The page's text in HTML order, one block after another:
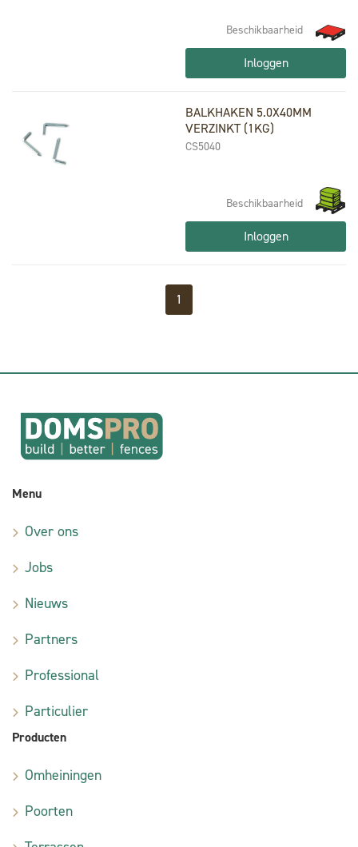
Beschikbaarheid
Inloggen
BALKHAKEN 5.0X40MM
VERZINKT (1KG)
CS5040
Beschikbaarheid
Inloggen
1
Menu
Over ons
Jobs
Nieuws
Partners
Professional
Particulier
Producten
Omheiningen
Poorten